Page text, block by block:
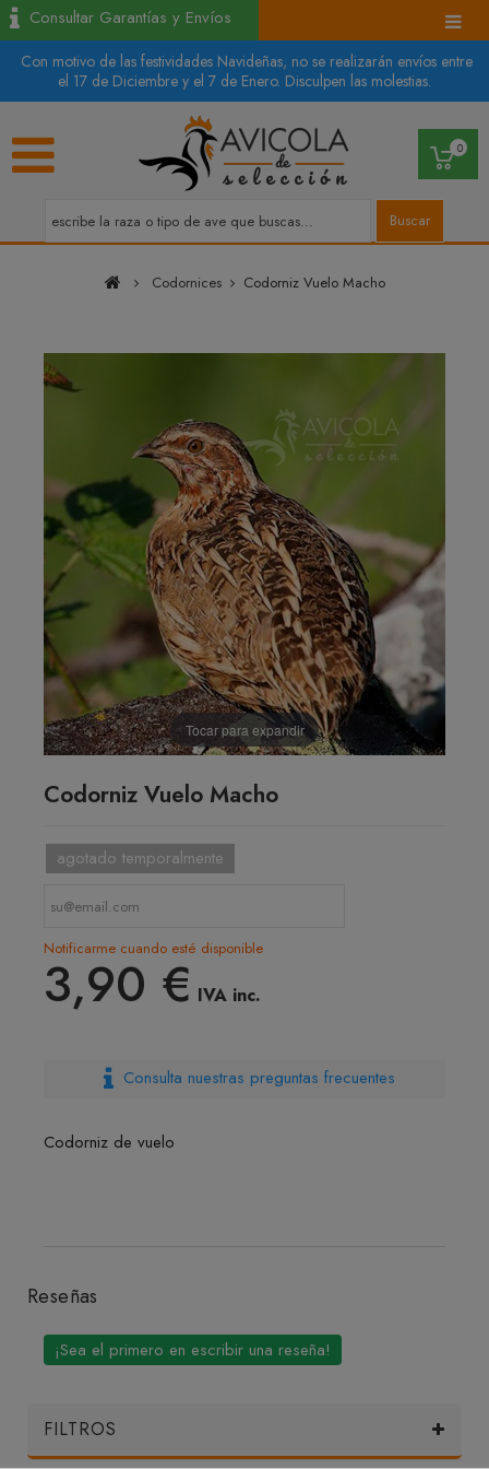
Con motivo de las festividades Navideñas, no se realizarán envíos entre
el 17 de Diciembre y el 7 de Enero. Disculpen las molestias.
0
Consultar Garantías y Envíos
Buscar
Codornices Codorniz Vuelo Macho
Tocar para expandir
Codorniz Vuelo Macho
agotado temporalmente
Notificarme cuando esté disponible
3,90 € IVA inc.
Consulta nuestras preguntas frecuentes
Codorniz de vuelo
Reseñas
¡Sea el primero en escribir una reseña!
FILTROS